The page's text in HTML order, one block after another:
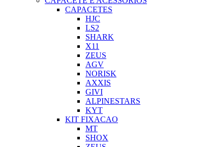
CAPACETES
HJC
LS2
SHARK
X11
ZEUS
AGV
NORISK
AXXIS
GIVI
ALPINESTARS
KYT
KIT FIXACAO
MT
SHOX